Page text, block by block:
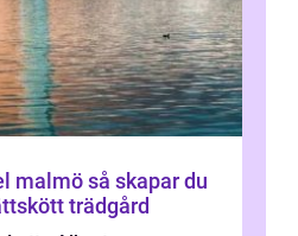
skapar du
trädgård